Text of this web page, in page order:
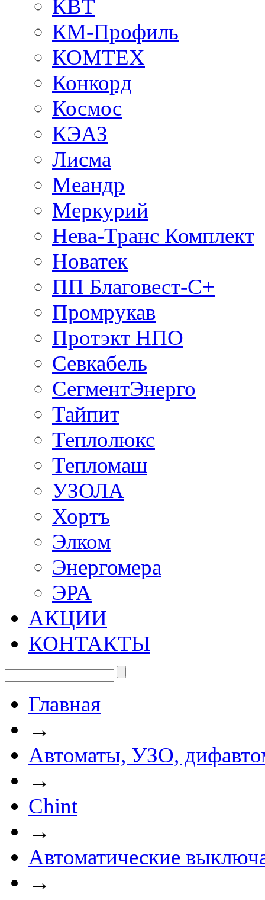
КВТ
КМ-Профиль
КОМТЕХ
Конкорд
Космос
КЭАЗ
Лисма
Меандр
Меркурий
Нева-Транс Комплект
Новатек
ПП Благовест-С+
Промрукав
Протэкт НПО
Севкабель
СегментЭнерго
Тайпит
Теплолюкс
Тепломаш
УЗОЛА
Хортъ
Элком
Энергомера
ЭРА
АКЦИИ
КОНТАКТЫ
Главная
→
Автоматы, УЗО,
→
Chint
→
Автоматические
→